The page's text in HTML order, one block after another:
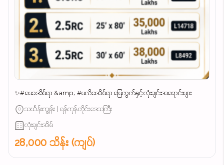
✨#မေခအိမ်ရာ &amp; #မလိခအိမ်ရာ မြေကွက်နှင့်လုံးချင်းအရောင်းများ
သင်္ဃန်းကျွန်း | ရန်ကုန်တိုင်းဒေသကြီး
လုံးချင်းအိမ်
28,000 သိန်း (ကျပ်)